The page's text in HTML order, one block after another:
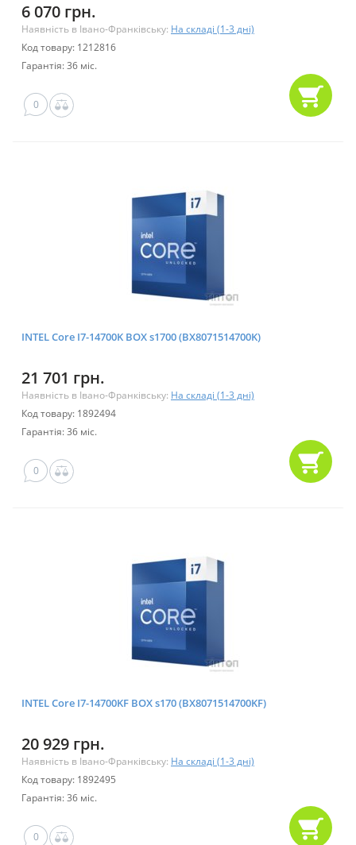
6 070 грн.
Наявність в Івано-Франківську: На складі (1-3 дні)
Код товару: 1212816
Гарантія: 36 міс.
0
INTEL Core I7-14700K BOX s1700 (BX8071514700K)
21 701 грн.
Наявність в Івано-Франківську: На складі (1-3 дні)
Код товару: 1892494
Гарантія: 36 міс.
0
INTEL Core I7-14700KF BOX s170 (BX8071514700KF)
20 929 грн.
Наявність в Івано-Франківську: На складі (1-3 дні)
Код товару: 1892495
Гарантія: 36 міс.
0